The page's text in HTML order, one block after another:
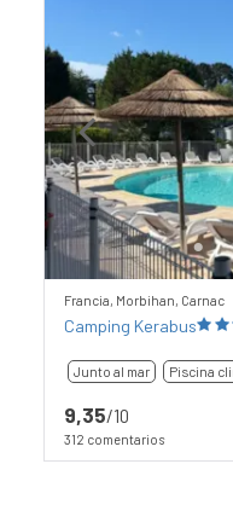
Previous
Francia, Morbihan, Carnac
Camping Kerabus
Junto al mar Piscina
9,35/10
312 comentarios